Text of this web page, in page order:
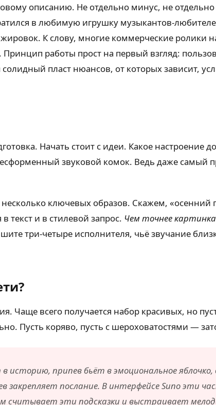
описанию. Не отдельно минус, не отдельно
в любимую игрушку музыкантов-
К слову, многие коммерческие ролики
работы прост на первый взгляд:
солидный пласт нюансов, от которых зависит,
Начать стоит с идеи. Какое настроение
звуковой комок. Ведь даже самый
ключевых образов. Скажем, «осенний
текст и в стилевой запрос. Чем точнее
три-четыре исполнителя, чьё звучание
Чаще всего получается набор красивых, но
Пусть коряво, пусть с шероховатостями —
историю, припев бьёт в эмоциональное
послание. В интерфейсе Suno эти
считывает эти подсказки и выстраивает